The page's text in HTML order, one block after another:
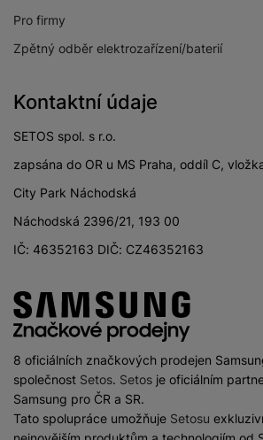
Pro firmy
Zpětný odběr elektrozařízení/baterií
Kontaktní údaje
SETOS spol. s r.o.
zapsána do OR u MS Praha, oddíl C,
City Park Náchodská
Náchodská 2396/21, 193 00
IČ: 46352163 DIČ: CZ46352163
8 oficiálních značkových prodejen
společnost Setos. Setos je oficiálním
Samsung pro ČR a SR.
Tato spolupráce umožňuje Setosu